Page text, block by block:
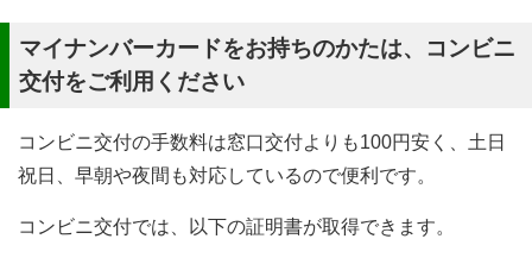
マイナンバーカードをお持ちのかたは、コンビニ
交付をご利用ください
コンビニ交付の手数料は窓口交付よりも100円安く、土日
祝日、早朝や夜間も対応しているので便利です。
コンビニ交付では、以下の証明書が取得できます。